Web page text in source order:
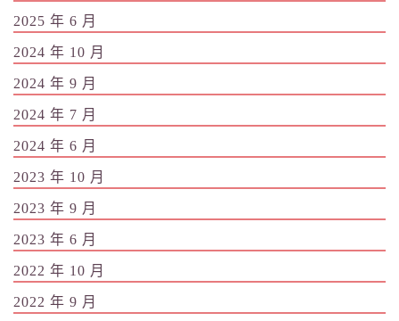
2025 年 6 月
2024 年 10 月
2024 年 9 月
2024 年 7 月
2024 年 6 月
2023 年 10 月
2023 年 9 月
2023 年 6 月
2022 年 10 月
2022 年 9 月